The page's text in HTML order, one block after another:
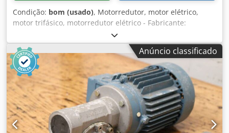
Condição: bom (usado), Motorredutor, motor elétrico,
motor trifásico, motorredutor elétrico - Fabricante:
Bonfiglioli, motorredutor - Rotações: 22,5 rpm - Redutor:
Tipo VF30 N P56B14 i= 60 Dcedpfx Ajxal Udeggek - Motor:
Tipo BN 56 B4 0,09 kW - Forma construtiva: B3 angular -
Eixo oco: Ø 14 x 55 mm - Grau de proteção: IP 55 -
Quantidade: 3x motorredutor disponível - Preço: por
unidade - Dimensões: 260/145/A120 mm - Peso: 4,1
kg/unidade
Anúncio classificado